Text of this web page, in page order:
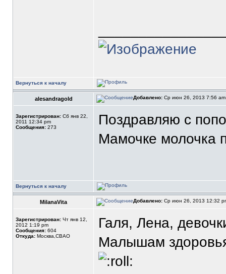
Вернуться к началу
alesandragold Добавлено: Ср июн 26, 2013 7:56
Зарегистрирован: Сб янв 22,
2011 12:34 pm
Сообщения: 273
Поздравляю с
Мамочке молочка
Вернуться к началу
MilanaVita Добавлено: Ср июн 26, 2013 12:32
Зарегистрирован: Чт янв 12,
2012 1:19 pm
Сообщения: 604
Откуда: Москва,СВАО
Галя, Лена,
Малышам